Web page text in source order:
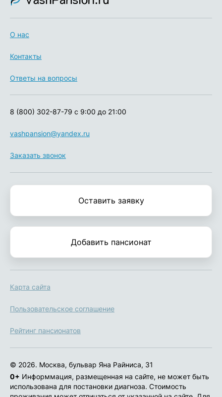
О нас
Контакты
Ответы на вопросы
vashpansion@yandex.ru
8 (800) 302-87-79 с 9:00 до 21:00
Заказать звонок
Оставить заявку
Добавить пансионат
Карта сайта
Пользовательское соглашение
Рейтинг пансионатов
© 2026. Москва, бульвар Яна Райниса, 31
0+ Информмация, размещенная на сайте, не может быть
использована для постановки диагноза. Стоимость